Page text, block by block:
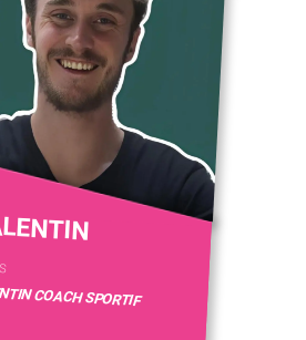
COACH SPORTIF